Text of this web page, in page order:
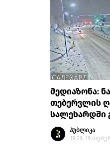
მედიაზონა:
თებერვლის
სალეხარდში
პუბლიკა
19:29, 19